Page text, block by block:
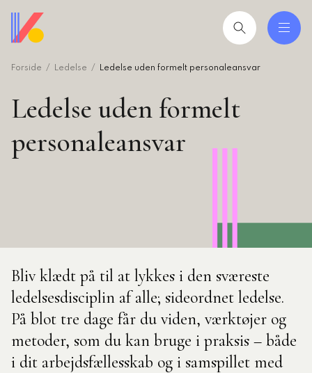
hovedindhold
Forside Ledelse Ledelse uden formelt personaleansvar
Ledelse uden formelt
personaleansvar
Bliv klædt på til at lykkes i den sværeste
ledelsesdisciplin af alle; sideordnet ledelse.
På blot tre dage får du viden, værktøjer og
metoder, som du kan bruge i praksis – både
i dit arbejdsfællesskab og i samspillet med
artikler
Ledere der lykkes
Formidler- og